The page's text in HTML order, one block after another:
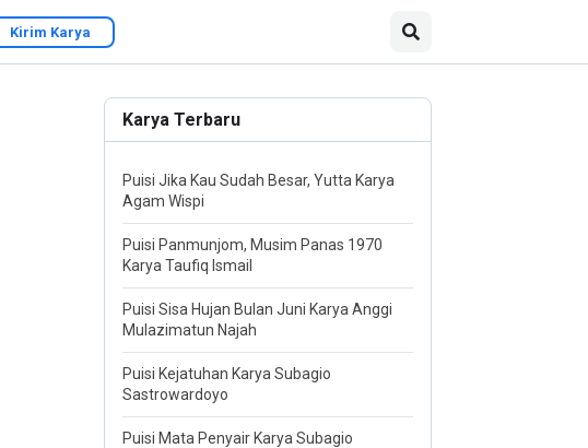
Kirim Karya
Karya Terbaru
Puisi Jika Kau Sudah Besar, Yutta Karya
Agam Wispi
Puisi Panmunjom, Musim Panas 1970
Karya Taufiq Ismail
Puisi Sisa Hujan Bulan Juni Karya Anggi
Mulazimatun Najah
Puisi Kejatuhan Karya Subagio
Sastrowardoyo
Puisi Mata Penyair Karya Subagio